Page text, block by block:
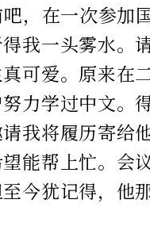
，在一次参加
我一头雾水。
可爱。原来在
力学过中文。
我将履历寄给
能帮上忙。会
今犹记得，他